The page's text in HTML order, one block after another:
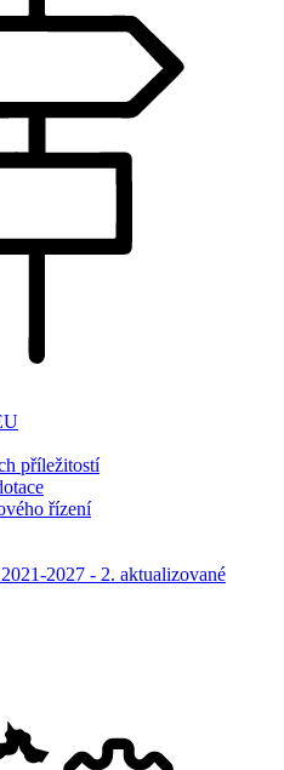
příležitostí
řízení
2027 - 2. aktualizované